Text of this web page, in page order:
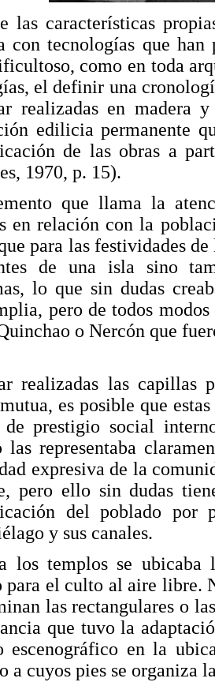
las características
con tecnologías que han
como en toda
el definir una
realizadas en madera
edilicia permanente
de las obras a
1970, p. 15).
que llama la
en relación con la
para las festividades
de una isla sino
lo que sin dudas
pero de todos
o Nercón que
realizadas las capillas
es posible que
de prestigio social
las representaba
expresiva de la
pero ello sin dudas
del poblado por
y sus canales.
los templos se ubicaba
para el culto al aire libre.
las rectangulares o
que tuvo la
escenográfico en la
a cuyos pies se organiza